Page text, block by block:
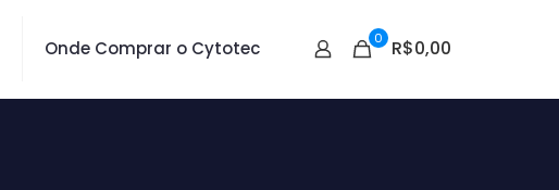
Onde Comprar o Cytotec 0 R$0,00